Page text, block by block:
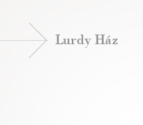
Lurdy Ház